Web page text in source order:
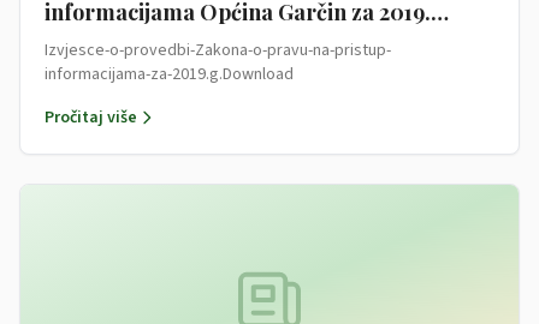
informacijama Općina Garčin za 2019.
godinu
Izvjesce-o-provedbi-Zakona-o-pravu-na-pristup-
informacijama-za-2019.g.Download
Pročitaj više